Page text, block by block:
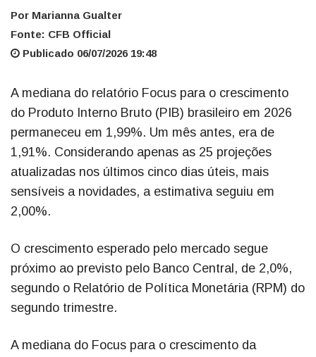
Por Marianna Gualter
Fonte: CFB Official
Publicado 06/07/2026 19:48
A mediana do relatório Focus para o crescimento
do Produto Interno Bruto (PIB) brasileiro em 2026
permaneceu em 1,99%. Um mês antes, era de
1,91%. Considerando apenas as 25 projeções
atualizadas nos últimos cinco dias úteis, mais
sensíveis a novidades, a estimativa seguiu em
2,00%.
O crescimento esperado pelo mercado segue
próximo ao previsto pelo Banco Central, de 2,0%,
segundo o Relatório de Política Monetária (RPM) do
segundo trimestre.
A mediana do Focus para o crescimento da